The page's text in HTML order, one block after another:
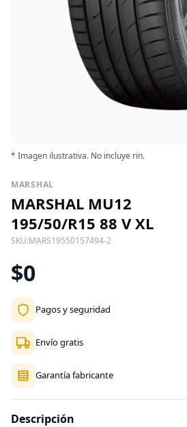
* Imagen ilustrativa. No incluye rin.
MARSHAL
MARSHAL MU12
195/50/R15 88 V XL
SKU:MARS19550157494-2
$0
Pagos y seguridad
Envío gratis
Garantía fabricante
Descripción